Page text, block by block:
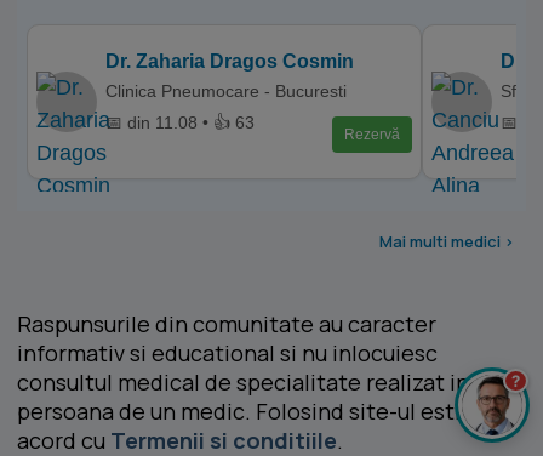
Dr. Zaharia Dragos Cosmin
Clinica Pneumocare - Bucuresti
📅 din 11.08 • 👍 63
Rezervă
Dr.
📅
Mai multi medici >
Raspunsurile din comunitate au caracter
informativ si educational si nu inlocuiesc
consultul medical de specialitate realizat in
persoana de un medic. Folosind site-ul esti de
acord cu Termenii si conditiile.
?